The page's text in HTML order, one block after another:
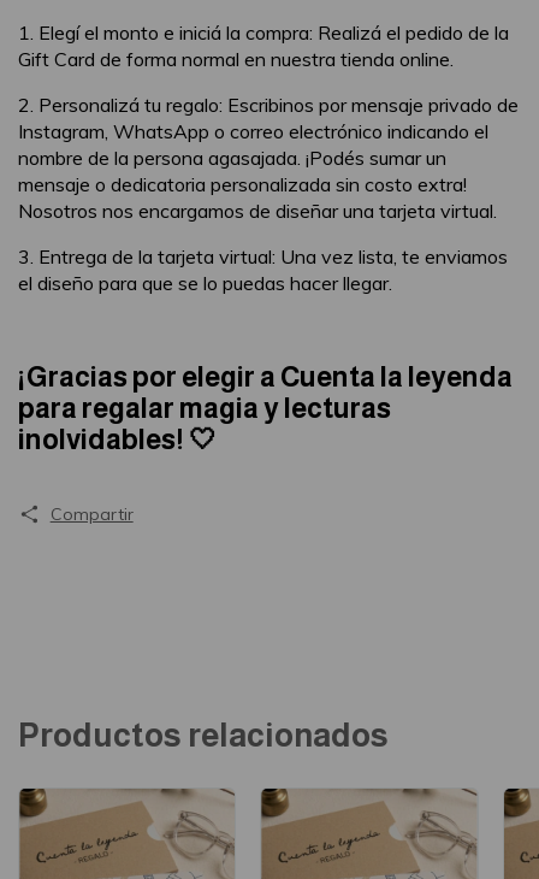
1. Elegí el monto e iniciá la compra: Realizá el pedido de la
Gift Card de forma normal en nuestra tienda online.
2. Personalizá tu regalo: Escribinos por mensaje privado de
Instagram, WhatsApp o correo electrónico indicando el
nombre de la persona agasajada. ¡Podés sumar un
mensaje o dedicatoria personalizada sin costo extra!
Nosotros nos encargamos de diseñar una tarjeta virtual.
3. Entrega de la tarjeta virtual: Una vez lista, te enviamos
el diseño para que se lo puedas hacer llegar.
¡Gracias por elegir a Cuenta la leyenda
para regalar magia y lecturas
inolvidables! 🤍
Compartir
Productos relacionados